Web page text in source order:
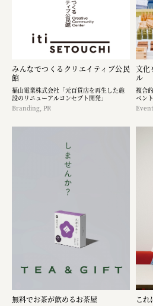
みんなでつくるクリエイティブ公民
館
福山電業株式会社「元百貨店を再生した施
設のリニューアルコンセプト開発」
Branding, PR
文化
ル
複合
ベン
無料でお茶が飲めるお茶屋 これ